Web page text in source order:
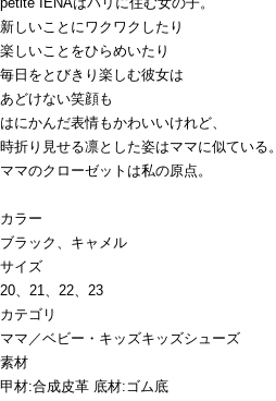
新しいことにワクワクしたり
楽しいことをひらめいたり
毎日をとびきり楽しむ彼女は
あどけない笑顔も
はにかんだ表情もかわいいけれど、
時折り見せる凛とした姿はママに似ている。
ママのクローゼットは私の原点。
カラー
ブラック、キャメル
サイズ
20、21、22、23
カテゴリ
ママ／ベビー・キッズキッズシューズ
素材
甲材:合成皮革 底材:ゴム底